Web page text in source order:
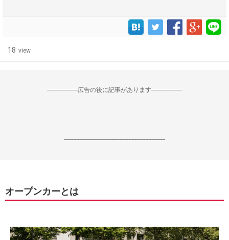
18 view
--------------------広告の後に記事があります--------------------
------------------------------------------------------------------
オープンカーとは